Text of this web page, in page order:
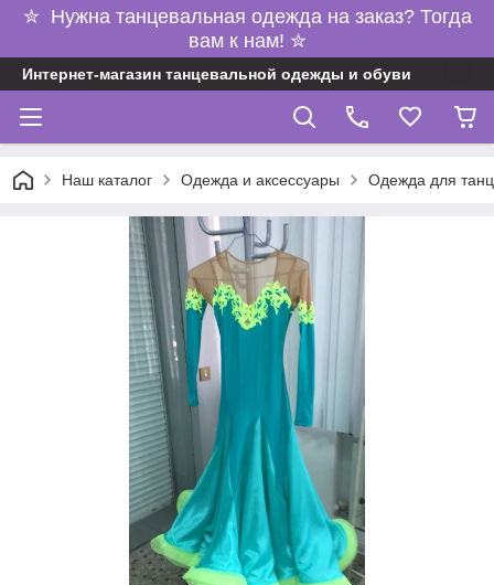
✮ Нужна танцевальная одежда на заказ? Тогда
вам к нам! ✮
Интернет-магазин танцевальной одежды и обуви
Наш каталог Одежда и аксессуары Одежда для